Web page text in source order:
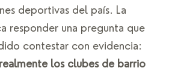
deportivas del país. La
responder una pregunta que
contestar con evidencia:
los clubes de barrio